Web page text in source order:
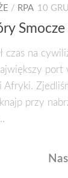
/ RPA 10
Smocze
czas na
port
Afryki.
przy